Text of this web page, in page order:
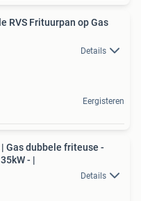
RVS Frituurpan op Gas
Details
Eergisteren
Gas dubbele friteuse -
- |
Details